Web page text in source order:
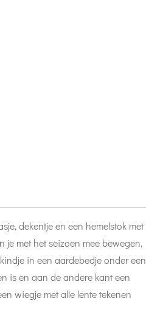
dekentje en een hemelstok met
je met het seizoen mee bewegen,
in een aardebedje onder een
is en aan de andere kant een
wiegje met alle lente tekenen